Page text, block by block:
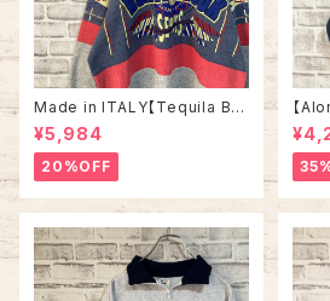
Made in ITALY【Tequila Bo
om】L/S Sweat/Trainer XL 9
0s ハーフジップスウェット トレ
ーナー マルチカラー レーシング
イタリア製 Euro ユーロ 古着
¥5,984
20%OFF
【
n USA 90s 社交クラ
ーシ
アメ